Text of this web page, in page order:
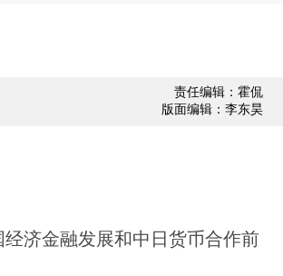
责任编辑：霍侃
版面编辑：李东昊
济金融发展和中日货币合作前